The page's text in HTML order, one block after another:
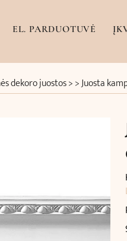
EL. PARDUOTUVĖ
dekoro juostos> >Juosta